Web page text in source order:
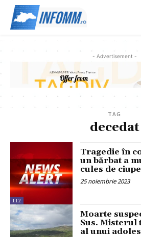
- Advertisement -
TAG
decedat
112
Tragedie în
un bărbat a
cules de
25 noiembrie 2023
Moarte
Sus.
al unui